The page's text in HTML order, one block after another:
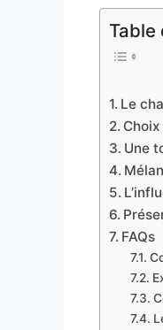
Table
Le
Une
FAQs